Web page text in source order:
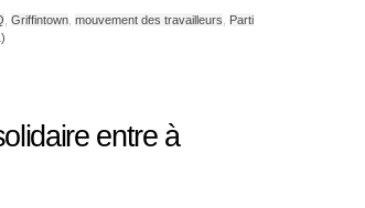
Griffintown mouvement des travailleurs
Parti
entre à